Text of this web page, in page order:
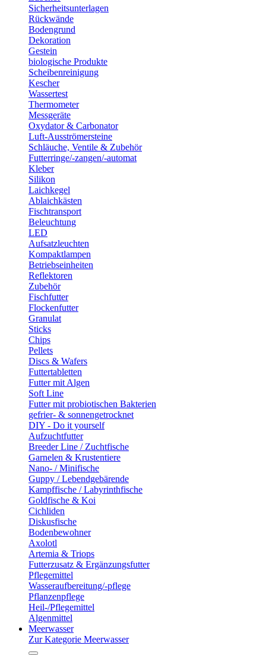
Sicherheitsunterlagen
Rückwände
Bodengrund
Dekoration
Gestein
biologische Produkte
Scheibenreinigung
Kescher
Wassertest
Thermometer
Messgeräte
Oxydator & Carbonator
Luft-Ausströmersteine
Schläuche, Ventile & Zubehör
Futterringe/-zangen/-automat
Kleber
Silikon
Laichkegel
Ablaichkästen
Fischtransport
Beleuchtung
LED
Aufsatzleuchten
Kompaktlampen
Betriebseinheiten
Reflektoren
Zubehör
Fischfutter
Flockenfutter
Granulat
Sticks
Chips
Pellets
Discs & Wafers
Futtertabletten
Futter mit Algen
Soft Line
Futter mit probiotischen Bakterien
gefrier- & sonnengetrocknet
DIY - Do it yourself
Aufzuchtfutter
Breeder Line / Zuchtfische
Garnelen & Krustentiere
Nano- / Minifische
Guppy / Lebendgebärende
Kampffische / Labyrinthfische
Goldfische & Koi
Cichliden
Diskusfische
Bodenbewohner
Axolotl
Artemia & Triops
Futterzusatz & Ergänzungsfutter
Pflegemittel
Wasseraufbereitung/-pflege
Pflanzenpflege
Heil-/Pflegemittel
Algenmittel
Meerwasser
Zur Kategorie Meerwasser